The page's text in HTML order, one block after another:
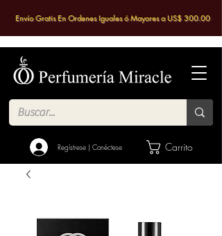
Regístrese | Conéctese Carrito
Envío Gratis En Ordenes Iguales ó Mayores a US$ 300.00